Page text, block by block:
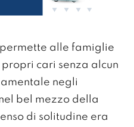
alle famiglie
cari senza alcun
negli
bel mezzo della
di solitudine era